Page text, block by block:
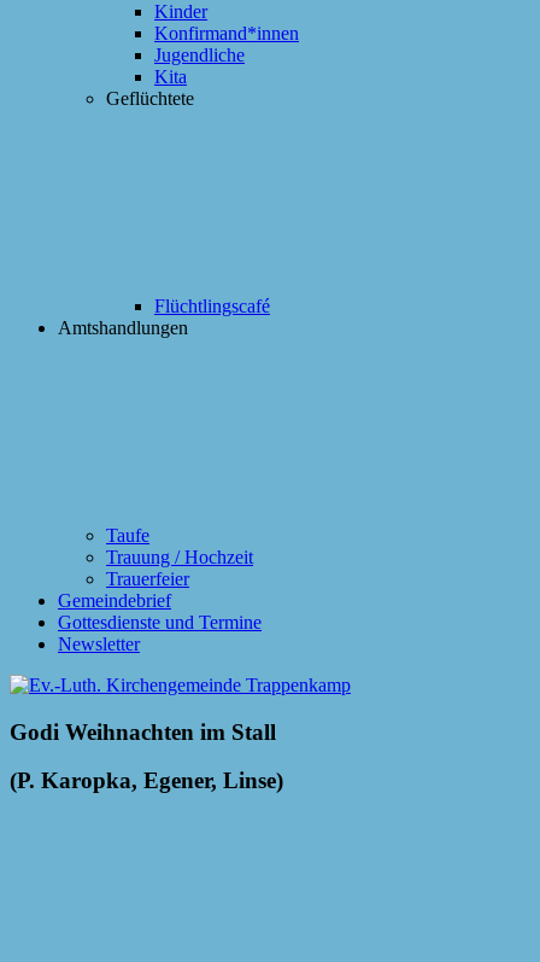
Kinder
Konfirmand*innen
Jugendliche
Kita
Geflüchtete
Flüchtlingscafé
Amtshandlungen
Taufe
Trauung / Hochzeit
Trauerfeier
Gemeindebrief
Gottesdienste und Termine
Newsletter
Godi Weihnachten im Stall
(P. Karopka, Egener, Linse)